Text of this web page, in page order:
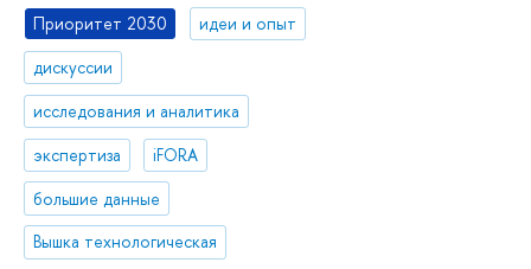
Приоритет 2030
идеи и опыт
дискуссии
исследования и аналитика
экспертиза
iFORA
большие данные
Вышка технологическая